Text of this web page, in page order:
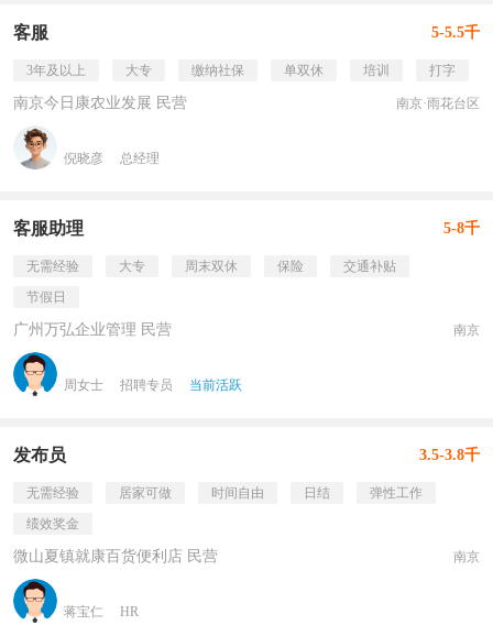
客服 5-5.5千
3年及以上 大专 缴纳社保 单双休 培训 打字
南京今日康农业发展 民营 南京·雨花台区
倪晓彦 总经理
客服助理 5-8千
无需经验 大专 周末双休 保险
交通补贴
节假日
广州万弘企业管理 民营 南京
周女士 招聘专员 当前活跃
发布员 3.5-3.8千
无需经验 居家可做 时间自由 日结
弹性工作
绩效奖金
微山夏镇就康百货便利店 民营 南京
蒋宝仁 HR